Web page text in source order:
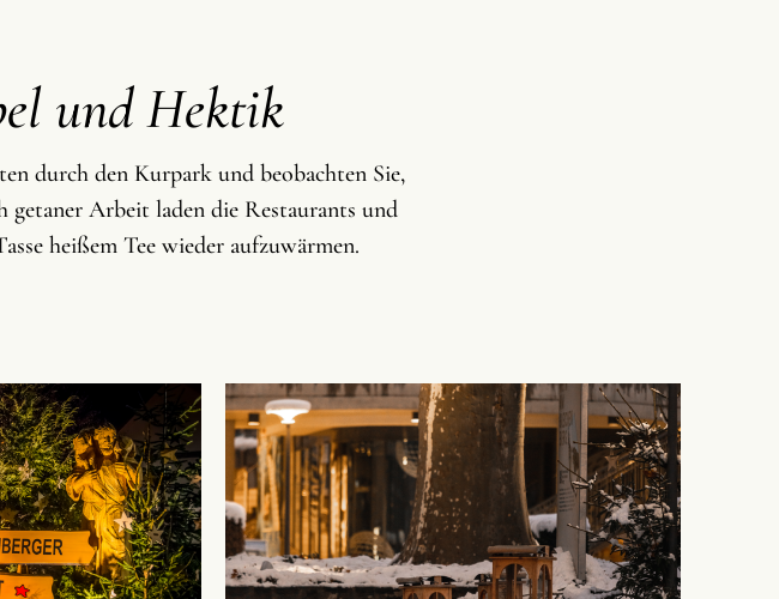
und Hektik
durch den Kurpark und beobachten Sie,
Arbeit laden die Restaurants und
heißem Tee wieder aufzuwärmen.